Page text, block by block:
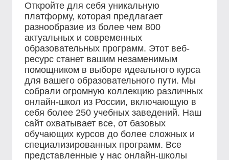
Откройте для себя уникальную
платформу, которая предлагает
разнообразие из более чем 800
актуальных и современных
образовательных программ. Этот веб-
ресурс станет вашим незаменимым
помощником в выборе идеального курса
для вашего образовательного пути. Мы
собрали огромную коллекцию различных
онлайн-школ из России, включающую в
себя более 250 учебных заведений. Наш
сайт охватывает все, от базовых
обучающих курсов до более сложных и
специализированных программ. Все
представленные у нас онлайн-школы